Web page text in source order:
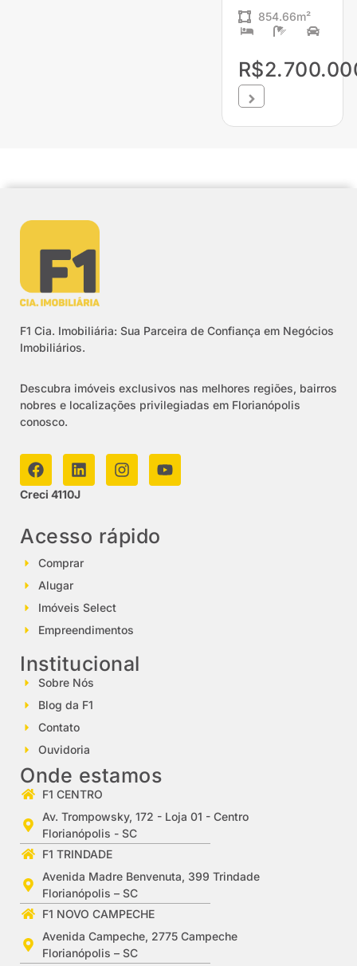
854.66m²
F1 Cia. Imobiliária: Sua Parceira de Confiança em Negócios
Imobiliários.
Descubra imóveis exclusivos nas melhores regiões, bairros
nobres e localizações privilegiadas em Florianópolis
conosco.
Creci 4110J
Acesso rápido
Comprar
Alugar
Imóveis Select
Empreendimentos
Institucional
Sobre Nós
Blog da F1
Contato
Ouvidoria
Onde estamos
F1 CENTRO
Av. Trompowsky, 172 - Loja 01 - Centro
Florianópolis - SC
F1 TRINDADE
Avenida Madre Benvenuta, 399 Trindade
Florianópolis – SC
F1 NOVO CAMPECHE
Avenida Campeche, 2775 Campeche
Florianópolis – SC